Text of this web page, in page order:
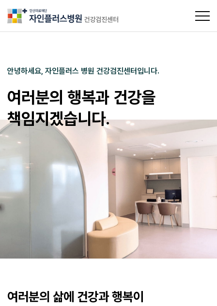
센터 소개
의료장비 소개
로그인
안녕하세요, 자인플러스 병원 건강검진센터입니다.
여러분의 행복과 건강을
책임지겠습니다.
여러분의 삶에 건강과 행복이